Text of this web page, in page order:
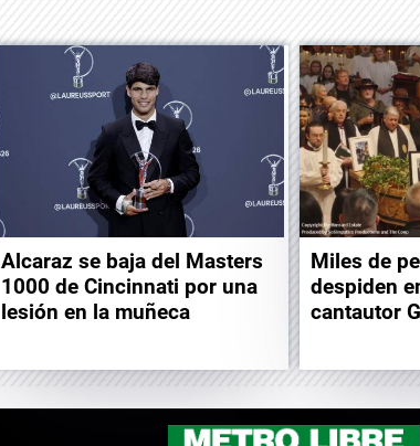
Alcaraz se baja del Masters
1000 de Cincinnati por una
lesión en la muñeca
Miles de
despiden
cantautor